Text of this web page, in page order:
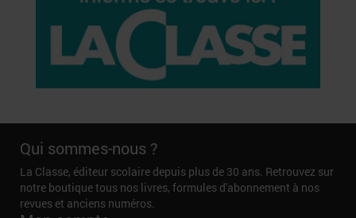
Qui sommes-nous ?
La Classe, éditeur scolaire depuis plus de 30 ans. Retrouvez sur
notre boutique tous nos livres, formules d'abonnement à nos
revues et anciens numéros.